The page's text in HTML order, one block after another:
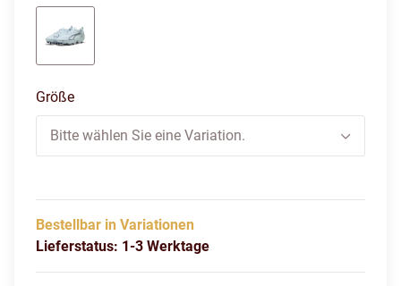
Größe
Bitte wählen Sie eine Variation.
Bestellbar in Variationen
Lieferstatus: 1-3 Werktage